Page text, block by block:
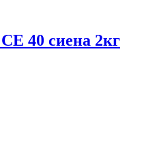
40 сиена 2кг